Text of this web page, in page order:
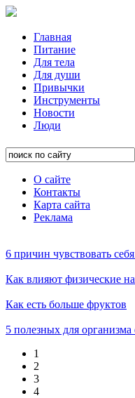
Главная
Питание
Для тела
Для души
Привычки
Инструменты
Новости
Люди
О сайте
Контакты
Карта сайта
Реклама
6 причин чувствовать
Как влияют физические
Как есть больше фруктов
5 полезных для организма
1
2
3
4